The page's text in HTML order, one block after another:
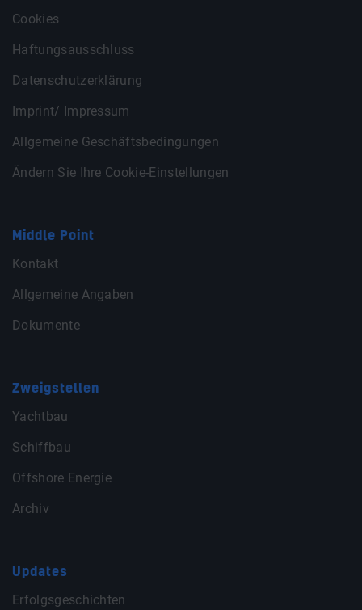
Cookies
Haftungsausschluss
Datenschutzerklärung
Imprint/ Impressum
Allgemeine Geschäftsbedingungen
Ändern Sie Ihre Cookie-Einstellungen
Middle Point
Kontakt
Allgemeine Angaben
Dokumente
Zweigstellen
Yachtbau
Schiffbau
Offshore Energie
Archiv
Updates
Erfolgsgeschichten